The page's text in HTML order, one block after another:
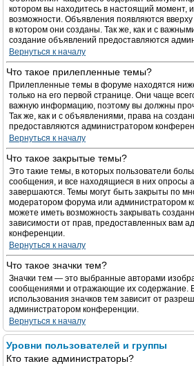
котором вы находитесь в настоящий момент,
возможности. Объявления появляются
в котором они созданы. Так же, как и с
создание объявлений предоставляются
Вернуться к началу
Что такое прилепленные темы?
Прилепленные темы в форуме находятся
только на его первой странице. Они чаще
важную информацию, поэтому вы должны
Так же, как и с объявлениями, права на
предоставляются администратором
Вернуться к началу
Что такое закрытые темы?
Это такие темы, в которых пользователи
сообщения, и все находящиеся в них опросы
завершаются. Темы могут быть закрыты по
модератором форума или администратором
можете иметь возможность закрывать
зависимости от прав, предоставленных вам
конференции.
Вернуться к началу
Что такое значки тем?
Значки тем — это выбранные авторами
сообщениями и отражающие их содержание.
использования значков тем зависит от
администратором конференции.
Вернуться к началу
Уровни пользователей и группы
Кто такие администраторы?